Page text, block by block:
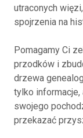
utraconych
spojrzenia na
Pomagamy Ci
przodków i
drzewa
tylko informacje,
swojego
przekazać